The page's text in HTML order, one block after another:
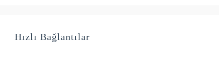
Hızlı Bağlantılar